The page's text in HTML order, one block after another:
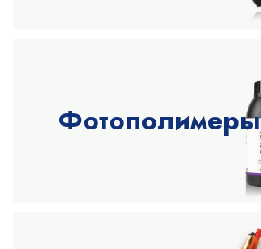
Фотополимеры